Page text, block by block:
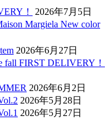
！
2026年7月5日
Margiela New color
2026年6月27日
fall FIRST DELIVERY！
2026年6月2日
2026年5月28日
2026年5月27日